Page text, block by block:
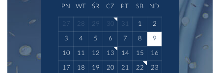
PN WT ŚR CZ PT SB ND
27 28 29 30 31 1 2
3 4 5 6 7 8 9
10 11 12 13 14 15 16
17 18 19 20 21 22 23